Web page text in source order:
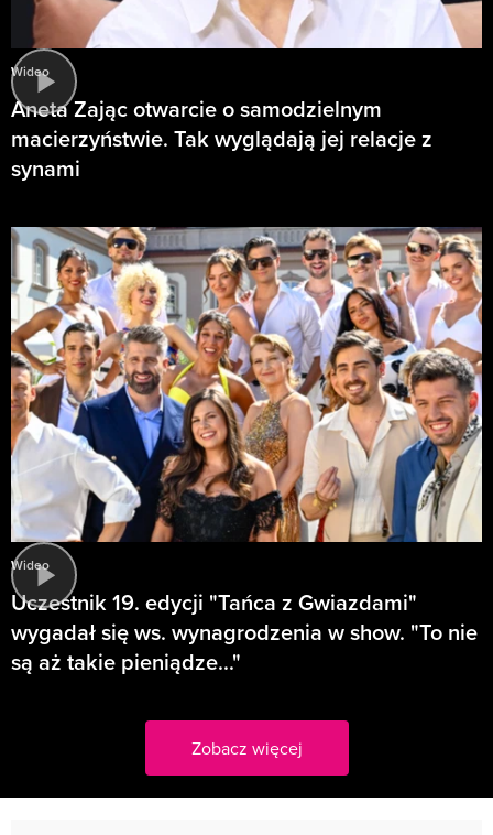
Wideo
Aneta Zając otwarcie o samodzielnym
macierzyństwie. Tak wyglądają jej relacje z
synami
Wideo
Uczestnik 19. edycji "Tańca z Gwiazdami"
wygadał się ws. wynagrodzenia w show. "To nie
są aż takie pieniądze..."
Zobacz więcej